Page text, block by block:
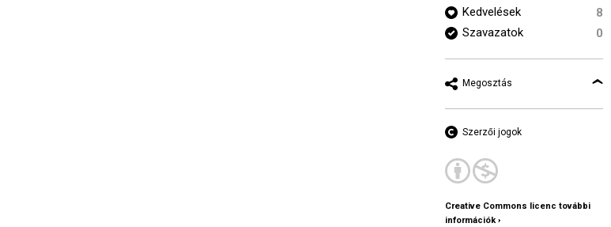
Kedvelések
8
Szavazatok
0
Megosztás
Szerzői jogok
Creative Commons licenc további
információk ›